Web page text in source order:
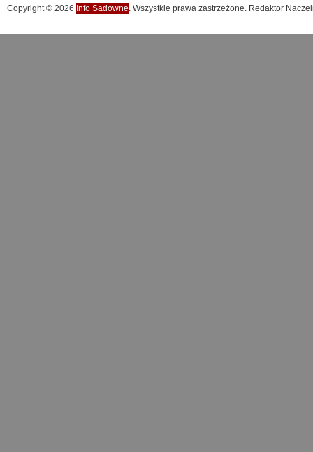
Copyright © 2026 Info Sadowne. Wszystkie prawa zastrzeżone. Redaktor